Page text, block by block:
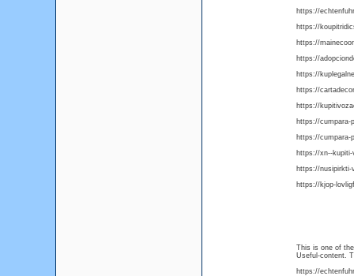
https://
https://
https://
https://
https://
https://
https://
https://cumpara-
https://cumpara-
https://xn--
https://nusipirkti-
https://kjop-
This is one of
Useful-content.
https://